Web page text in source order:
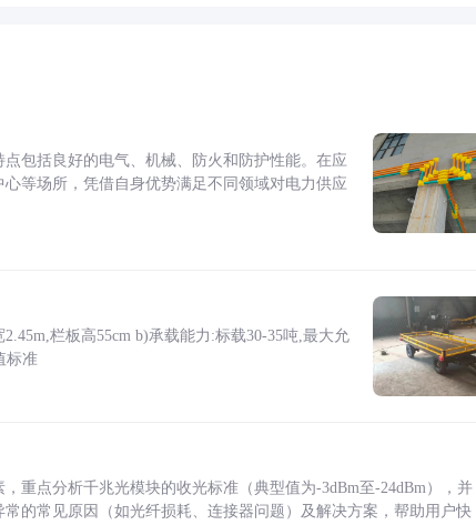
包括良好的电气、机械、防火和防护性能。在应
等场所，凭借自身优势满足不同领域对电力供应
栏板高55cm b)承载能力:标载30-35吨,最大允
标准
重点分析千兆光模块的收光标准（典型值为-3dBm至-24dBm），并
的常见原因（如光纤损耗、连接器问题）及解决方案，帮助用户快